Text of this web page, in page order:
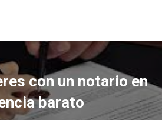
con un notario en
barato